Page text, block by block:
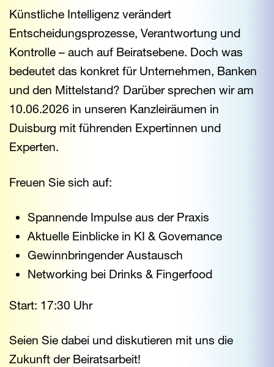
Künstliche Intelligenz verändert
Entscheidungsprozesse, Verantwortung und
Kontrolle – auch auf Beiratsebene. Doch was
bedeutet das konkret für Unternehmen, Banken
und den Mittelstand? Darüber sprechen wir am
10.06.2026 in unseren Kanzleiräumen in
Duisburg mit führenden Expertinnen und
Experten.
Freuen Sie sich auf:
Spannende Impulse aus der Praxis
Aktuelle Einblicke in KI & Governance
Gewinnbringender Austausch
Networking bei Drinks & Fingerfood
Start: 17:30 Uhr
Seien Sie dabei und diskutieren mit uns die
Zukunft der Beiratsarbeit!